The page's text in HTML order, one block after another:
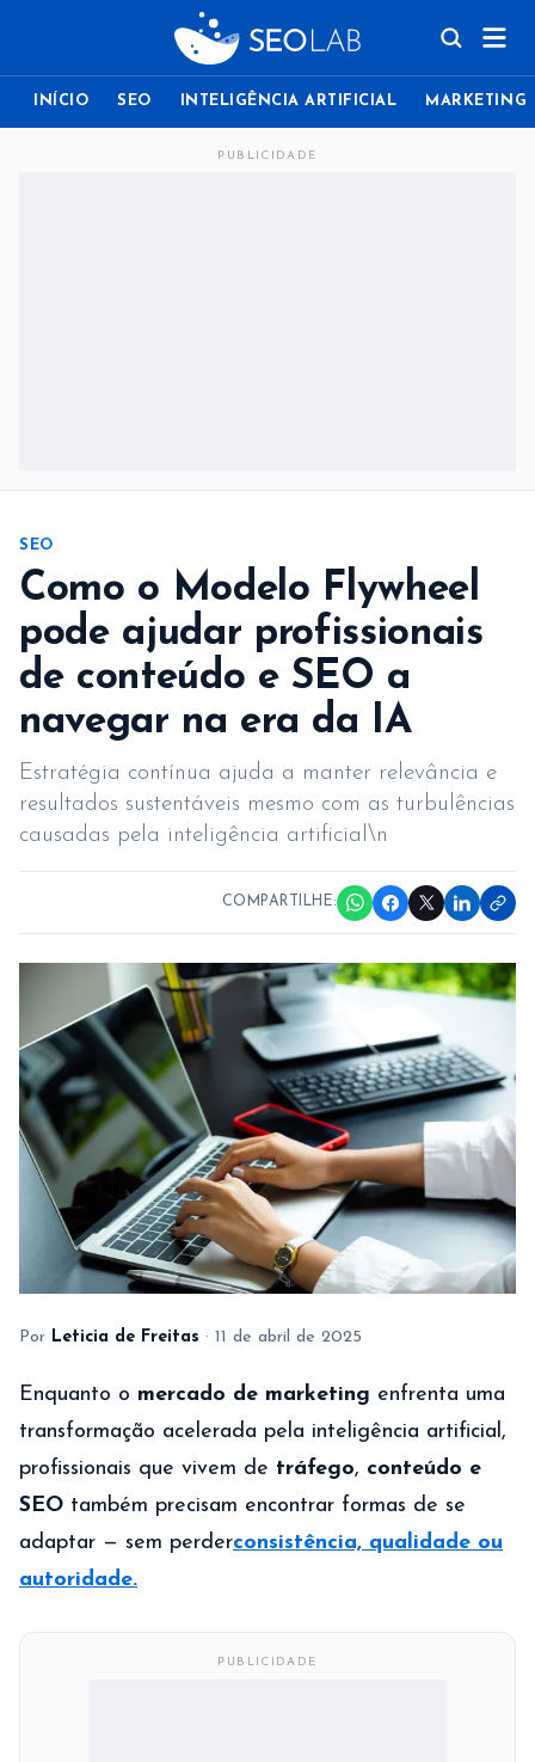
INÍCIO SEO INTELIGÊNCIA ARTIFICIAL MARKETING
PUBLICIDADE
SEO
Como o Modelo Flywheel
pode ajudar profissionais
de conteúdo e SEO a
navegar na era da IA
Estratégia contínua ajuda a manter relevância e
resultados sustentáveis mesmo com as turbulências
causadas pela inteligência artificial\n
COMPARTILHE:
Por Leticia de Freitas · 11 de abril de 2025
Enquanto o mercado de marketing enfrenta uma
transformação acelerada pela inteligência artificial,
profissionais que vivem de tráfego, conteúdo e
SEO também precisam encontrar formas de se
adaptar — sem perderconsistência, qualidade ou
autoridade.
PUBLICIDADE